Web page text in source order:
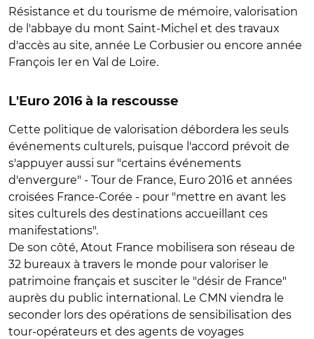
Résistance et du tourisme de mémoire, valorisation
de l'abbaye du mont Saint-Michel et des travaux
d'accès au site, année Le Corbusier ou encore année
François Ier en Val de Loire.
L'Euro 2016 à la rescousse
Cette politique de valorisation débordera les seuls
événements culturels, puisque l'accord prévoit de
s'appuyer aussi sur "certains événements
d'envergure" - Tour de France, Euro 2016 et années
croisées France-Corée - pour "mettre en avant les
sites culturels des destinations accueillant ces
manifestations".
De son côté, Atout France mobilisera son réseau de
32 bureaux à travers le monde pour valoriser le
patrimoine français et susciter le "désir de France"
auprès du public international. Le CMN viendra le
seconder lors des opérations de sensibilisation des
tour-opérateurs et des agents de voyages